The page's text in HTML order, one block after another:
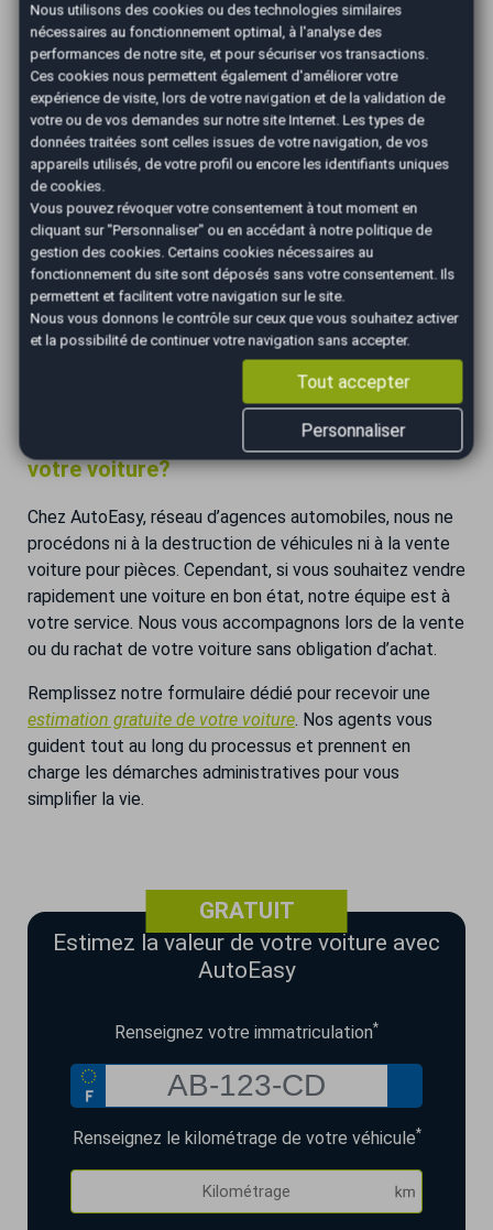
Faire estimer sa voiture pour pièces par un professionnel
offre une meilleure idée de sa valeur réelle. Lors de la
reprise de la voiture, l’expert se penche sur la liste des
pièces valorisables et vous fait une proposition de tarif
adapté à l’état du véhicule.
Restez vigilant sur les démarches administratives et
exigez un accusé de réception lors de la remise de votre
véhicule. Cela garantit que la voiture a bien été cédée
dans un cadre légal.
Penser à vendre sa voiture pour pièces présente un
double avantage : vous tirez profit d’un véhicule
considéré comme inutilisable tout en préservant
l’environnement grâce à la valorisation des pièces
Besoin d’une solution rapide pour vendre
votre voiture?
Chez AutoEasy, réseau d’agences automobiles, nous ne
procédons ni à la destruction de véhicules ni à la vente
voiture pour pièces. Cependant, si vous souhaitez vendre
rapidement une voiture en bon état, notre équipe est à
votre service. Nous vous accompagnons lors de la vente
ou du rachat de votre voiture sans obligation d’achat.
Remplissez notre formulaire dédié pour recevoir une
estimation gratuite de votre voiture. Nos agents vous
guident tout au long du processus et prennent en
charge les démarches administratives pour vous
simplifier la vie.
GRATUIT
Estimez la valeur de votre voiture avec
AutoEasy
Renseignez votre immatriculation*
Renseignez le kilométrage de votre véhicule*
Nous utilisons des cookies ou des technologies similaires
nécessaires au fonctionnement optimal, à l'analyse des
performances de notre site, et pour sécuriser vos transactions.
Ces cookies nous permettent également d'améliorer votre
expérience de visite, lors de votre navigation et de la validation de
votre ou de vos demandes sur notre site Internet. Les types de
données traitées sont celles issues de votre navigation, de vos
appareils utilisés, de votre profil ou encore les identifiants uniques
de cookies.
Vous pouvez révoquer votre consentement à tout moment en
cliquant sur "Personnaliser" ou en accédant à notre politique de
gestion des cookies. Certains cookies nécessaires au
fonctionnement du site sont déposés sans votre consentement. Ils
permettent et facilitent votre navigation sur le site.
Nous vous donnons le contrôle sur ceux que vous souhaitez activer
et la possibilité de continuer votre navigation sans accepter.
Tout accepter
Personnaliser